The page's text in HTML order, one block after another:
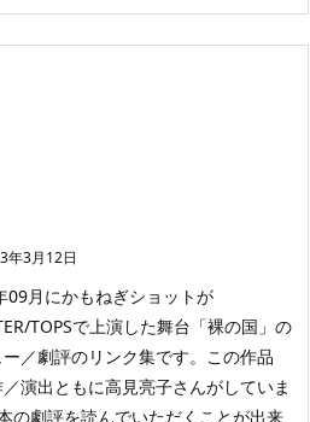
年3月12日
09月にかもねぎショットが
TOPSで上演した舞台「裸の国」の
ー／劇評のリンク集です。この作品
演出ともに高見亮子さんがしていま
の劇評を読んでいただくことが出来